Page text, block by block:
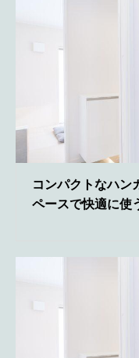
コンパクトなハン
ペースで快適に使